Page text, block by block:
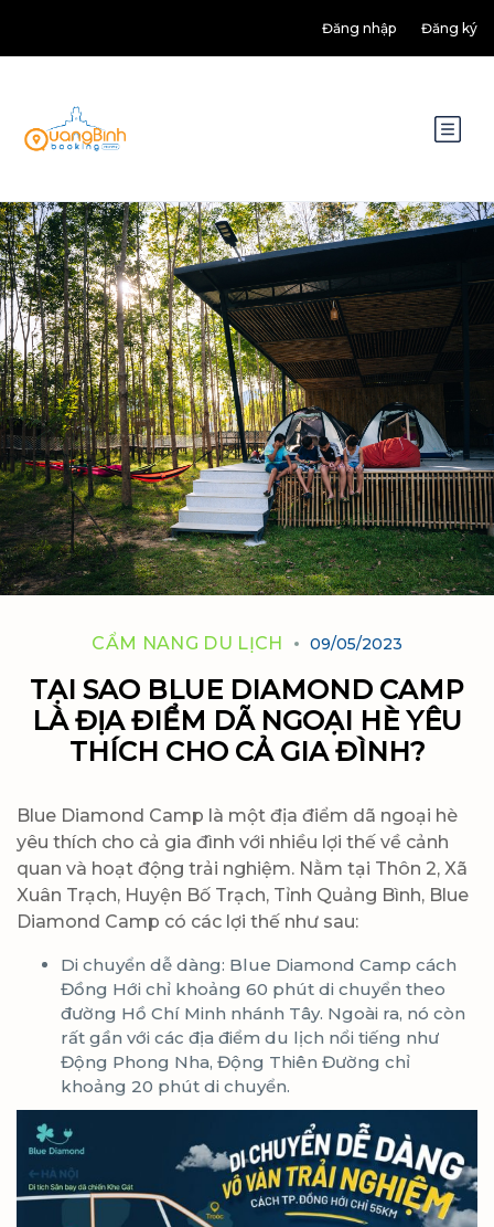
Đăng nhập Đăng ký
CẨM NANG DU LỊCH 09/05/2023
TẠI SAO BLUE DIAMOND CAMP
LÀ ĐỊA ĐIỂM DÃ NGOẠI HÈ YÊU
THÍCH CHO CẢ GIA ĐÌNH?
Blue Diamond Camp là một địa điểm dã ngoại hè
yêu thích cho cả gia đình với nhiều lợi thế về cảnh
quan và hoạt động trải nghiệm. Nằm tại Thôn 2, Xã
Xuân Trạch, Huyện Bố Trạch, Tỉnh Quảng Bình, Blue
Diamond Camp có các lợi thế như sau:
Di chuyển dễ dàng: Blue Diamond Camp cách
Đồng Hới chỉ khoảng 60 phút di chuyển theo
đường Hồ Chí Minh nhánh Tây. Ngoài ra, nó còn
rất gần với các địa điểm du lịch nổi tiếng như
Động Phong Nha, Động Thiên Đường chỉ
khoảng 20 phút di chuyển.